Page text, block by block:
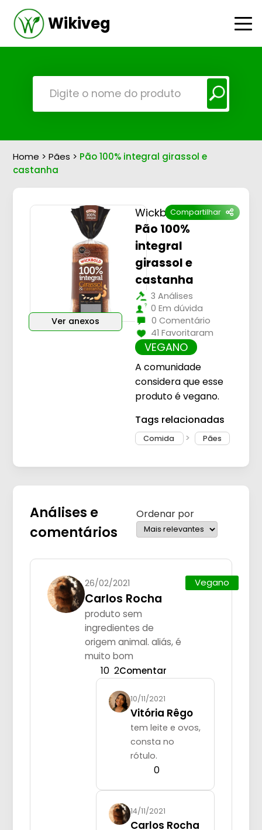
Wikiveg
Home >Pães > Pão 100% integral girassol e
castanha
Compartilhar
Ver anexos
Wickbold
Pão 100%
integral
girassol e
castanha
3 Análises
0 Em dúvida
0 Comentário
41 Favoritaram
VEGANO
A comunidade
considera que esse
produto é vegano.
Tags relacionadas
Comida Pães
Análises e
comentários
Ordenar por
26/02/2021
Carlos Rocha
produto sem
ingredientes de
origem animal. aliás, é
muito bom
Vegano
10 2Comentar
10/11/2021
Vitória Rêgo
tem leite e ovos,
consta no
rótulo.
0
14/11/2021
Carlos Rocha